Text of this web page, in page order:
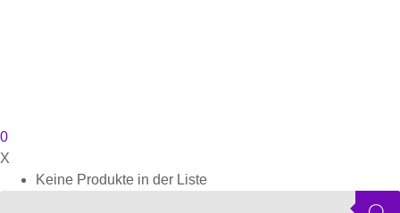
0
X
Keine Produkte in der Liste